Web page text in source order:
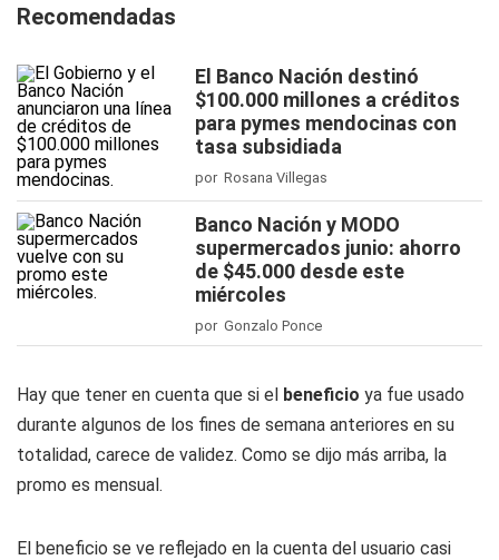
Recomendadas
El Banco Nación destinó
$100.000 millones a créditos
para pymes mendocinas con
tasa subsidiada
por Rosana Villegas
Banco Nación y MODO
supermercados junio: ahorro
de $45.000 desde este
miércoles
por Gonzalo Ponce
Hay que tener en cuenta que si el beneficio ya fue usado
durante algunos de los fines de semana anteriores en su
totalidad, carece de validez. Como se dijo más arriba, la
promo es mensual.
El beneficio se ve reflejado en la cuenta del usuario casi